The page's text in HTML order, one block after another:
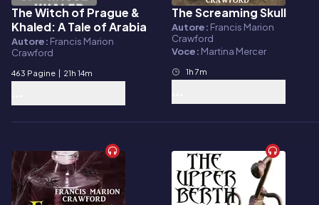
E-book
The Witch of Prague &
Khaled: A Tale of Arabia
Autore: Francis Marion
Crawford
463 Pagine | 21h 14m
Audiolibro
The Screaming Skull
Autore: Francis Marion
Crawford
Voce: Martina Mercer
1h 7m